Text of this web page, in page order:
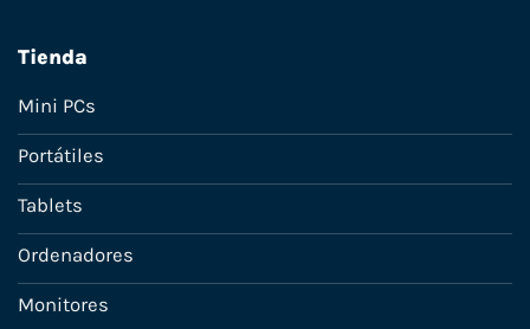
Tienda
Mini PCs
Portátiles
Tablets
Ordenadores
Monitores